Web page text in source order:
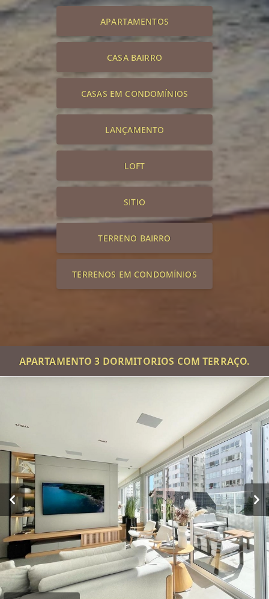
APARTAMENTOS
CASA BAIRRO
CASAS EM CONDOMÍNIOS
LANÇAMENTO
LOFT
SITIO
TERRENO BAIRRO
TERRENOS EM CONDOMÍNIOS
APARTAMENTO 3 DORMITORIOS COM TERRAÇO.